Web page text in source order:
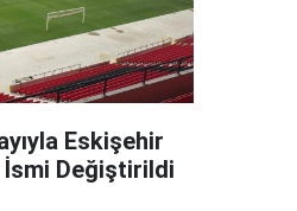
Eskişehir
İsmi Değiştirildi